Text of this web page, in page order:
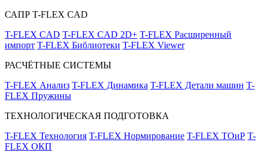
САПР T-FLEX CAD
T-FLEX CAD T-FLEX CAD 2D+ T-FLEX Расширенный
импорт T-FLEX Библиотеки T-FLEX Viewer
РАСЧЁТНЫЕ СИСТЕМЫ
T-FLEX Анализ T-FLEX Динамика T-FLEX Детали машин T-
FLEX Пружины
ТЕХНОЛОГИЧЕСКАЯ ПОДГОТОВКА
T-FLEX Технология T-FLEX Нормирование T-FLEX ТОиР T-
FLEX ОКП